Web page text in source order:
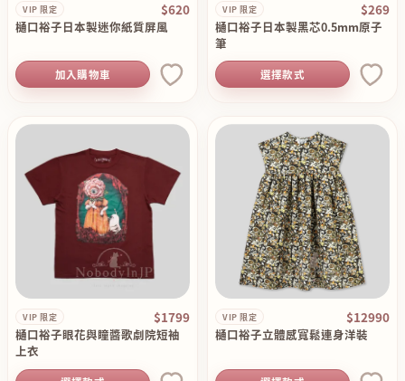
VIP 限定 $620
樋口裕子日本製迷你紙質屏風
加入購物車
VIP 限定 $269
樋口裕子日本製黑芯0.5mm原子
筆
選擇款式
VIP 限定 $1799
樋口裕子眼花與瞳醬歌劇院短袖
上衣
VIP 限定 $12990
樋口裕子立體感寬鬆連身洋裝